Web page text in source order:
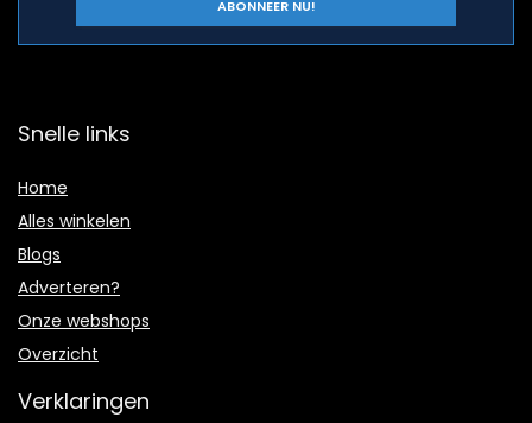
Snelle links
Home
Alles winkelen
Blogs
Adverteren?
Onze webshops
Overzicht
Verklaringen